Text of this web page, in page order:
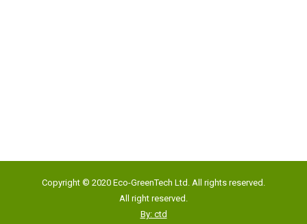
傳真:(852) 2191 4012
電郵:info@eco-gtech.com
Copyright © 2020 Eco-GreenTech Ltd. All rights reserved.
All right reserved.
By: ctd